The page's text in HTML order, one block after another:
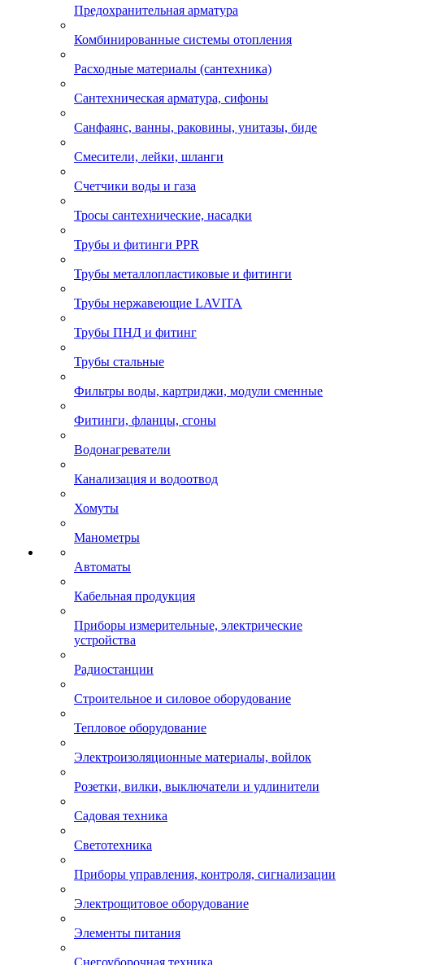
Предохранительная арматура
Комбинированные системы отопления
Расходные материалы (сантехника)
Сантехническая арматура, сифоны
Санфаянс, ванны, раковины, унитазы, биде
Смесители, лейки, шланги
Счетчики воды и газа
Тросы сантехнические, насадки
Трубы и фитинги PPR
Трубы металлопластиковые и фитинги
Трубы нержавеющие LAVITA
Трубы ПНД и фитинг
Трубы стальные
Фильтры воды, картриджи, модули сменные
Фитинги, фланцы, сгоны
Водонагреватели
Канализация и водоотвод
Хомуты
Манометры
Автоматы
Кабельная продукция
Приборы измерительные, электрические
устройства
Радиостанции
Строительное и силовое оборудование
Тепловое оборудование
Электроизоляционные материалы, войлок
Розетки, вилки, выключатели и удлинители
Садовая техника
Светотехника
Приборы управления, контроля, сигнализации
Электрощитовое оборудование
Элементы питания
Снегоуборочная техника